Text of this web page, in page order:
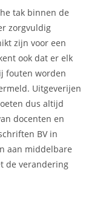
tak binnen de
zorgvuldig
zijn voor een
ook dat er elk
fouten worden
Uitgeverijen
dus altijd
docenten en
BV in
aan middelbare
de verandering